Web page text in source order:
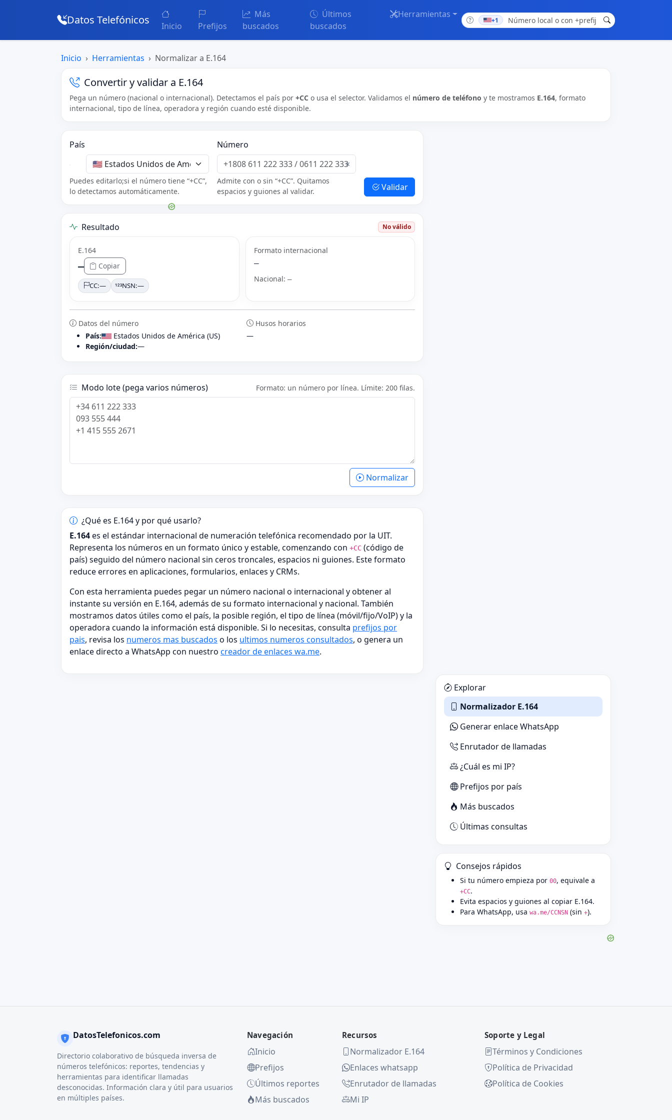
Datos Telefónicos Inicio Prefijos
Más
buscados
Últimos
buscados
Herramientas
+1
Inicio Herramientas Normalizar a E.164
Convertir y validar a E.164
Pega un número (nacional o internacional). Detectamos el país por +CC o usa el selector. Validamos el número de teléfono y te mostramos E.164, formato
internacional, tipo de línea, operadora y región cuando esté disponible.
País
Puedes editarlo;si el número tiene “+CC”,
lo detectamos automáticamente.
Número
×
Admite con o sin “+CC”. Quitamos
espacios y guiones al validar.
Validar
Resultado No válido
E.164
— Copiar
CC:— NSN:—
Formato internacional
—
Nacional: —
Datos del número
País:
Estados Unidos de América (US)
Región/ciudad:—
Husos horarios
—
Modo lote (pega varios números) Formato: un número por línea. Límite: 200 filas.
Normalizar
¿Qué es E.164 y por qué usarlo?
E.164es el estándar internacional de numeración telefónica recomendado por la UIT.
Representa los números en un formato único y estable, comenzando con +CC (código de
país) seguido del número nacional sin ceros troncales, espacios ni guiones. Este formato
reduce errores en aplicaciones, formularios, enlaces y CRMs.
Con esta herramienta puedes pegar un número nacional o internacional y obtener al
instante su versión en E.164, además de su formato internacional y nacional. También
mostramos datos útiles como el país, la posible región, el tipo de línea (móvil/fijo/VoIP) y la
operadora cuando la información está disponible. Si lo necesitas, consulta prefijos por
pais, revisa los numeros mas buscados o los ultimos numeros consultados, o genera un
enlace directo a WhatsApp con nuestro creador de enlaces wa.me.
Explorar
Normalizador E.164
Generar enlace WhatsApp
Enrutador de llamadas
¿Cuál es mi IP?
Prefijos por país
Más buscados
Últimas consultas
Consejos rápidos
Si tu número empieza por00, equivale a
+CC.
Evita espacios y guiones al copiar E.164.
Para WhatsApp, usawa.me/CCNSN (sin+).
DatosTelefonicos.com
Directorio colaborativo de búsqueda inversa de
números telefónicos: reportes, tendencias y
herramientas para identificar llamadas
desconocidas. Información clara y útil para usuarios
en múltiples países.
Navegación
Inicio
Prefijos
Últimos reportes
Más buscados
Recursos
Normalizador E.164
Enlaces whatsapp
Enrutador de llamadas
Mi IP
Soporte y Legal
Términos y Condiciones
Política de Privacidad
Política de Cookies